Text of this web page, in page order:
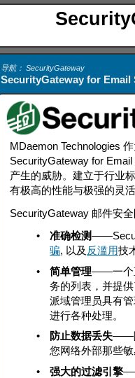
导航： SecurityGateway
SecurityGateway for Email
MDaemon Technologies
SecurityGateway for
产生的威胁。建立于行业
有极高的性能与极强的灵活
SecurityGateway 邮件安
•
准确检测——
骗, 以及 反滥用技
•
简单管理——一
务的列表，并提
派域管理员具有
进行各种处理。
•
防止数据丢失——
您网络外部那些敏
•
强大的过滤引擎